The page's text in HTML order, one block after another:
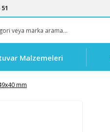
Malzemeleri
mm